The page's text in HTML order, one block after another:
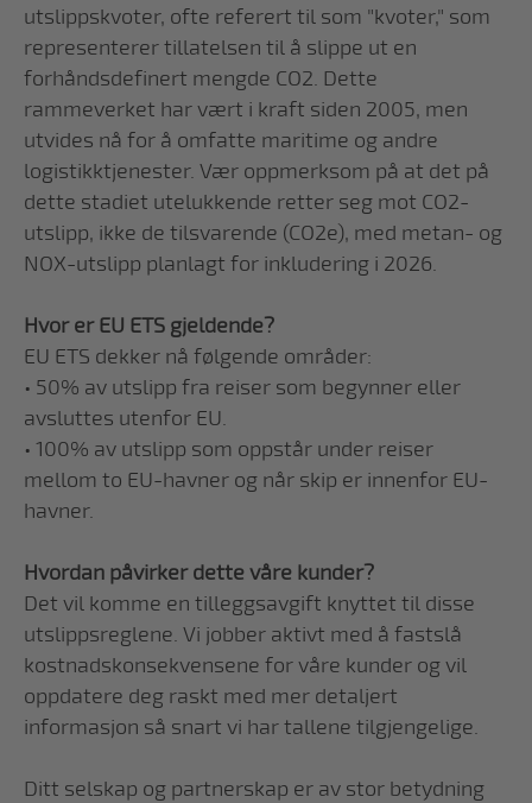
utslippskvoter, ofte referert til som "kvoter," som
representerer tillatelsen til å slippe ut en
forhåndsdefinert mengde CO2. Dette
rammeverket har vært i kraft siden 2005, men
utvides nå for å omfatte maritime og andre
logistikktjenester. Vær oppmerksom på at det på
dette stadiet utelukkende retter seg mot CO2-
utslipp, ikke de tilsvarende (CO2e), med metan- og
NOX-utslipp planlagt for inkludering i 2026.
Hvor er EU ETS gjeldende?
EU ETS dekker nå følgende områder:
• 50% av utslipp fra reiser som begynner eller
avsluttes utenfor EU.
• 100% av utslipp som oppstår under reiser
mellom to EU-havner og når skip er innenfor EU-
havner.
Hvordan påvirker dette våre kunder?
Det vil komme en tilleggsavgift knyttet til disse
utslippsreglene. Vi jobber aktivt med å fastslå
kostnadskonsekvensene for våre kunder og vil
oppdatere deg raskt med mer detaljert
informasjon så snart vi har tallene tilgjengelige.
Ditt selskap og partnerskap er av stor betydning